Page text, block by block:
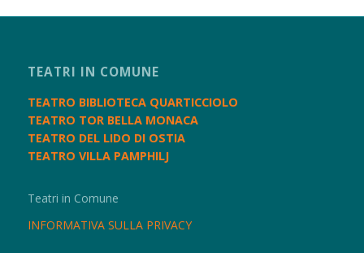
TEATRI IN COMUNE
TEATRO BIBLIOTECA QUARTICCIOLO
TEATRO TOR BELLA MONACA
TEATRO DEL LIDO DI OSTIA
TEATRO VILLA PAMPHILJ
Teatri in Comune
INFORMATIVA SULLA PRIVACY